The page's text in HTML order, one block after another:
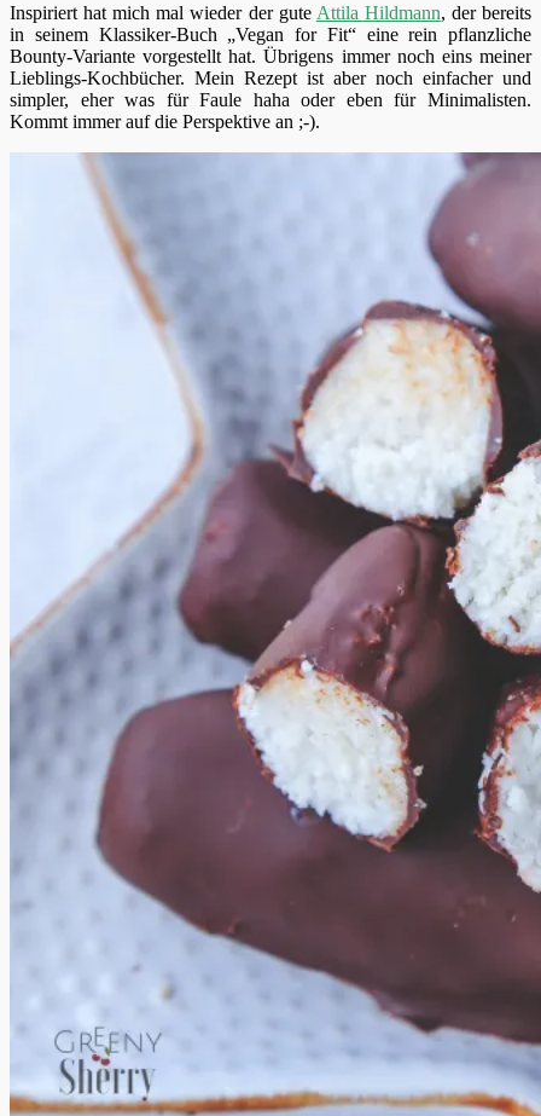
Inspiriert hat mich mal wieder der gute Attila Hildmann, der bereits
in seinem Klassiker-Buch „Vegan for Fit“ eine rein pflanzliche
Bounty-Variante vorgestellt hat. Übrigens immer noch eins meiner
Lieblings-Kochbücher. Mein Rezept ist aber noch einfacher und
simpler, eher was für Faule haha oder eben für Minimalisten.
Kommt immer auf die Perspektive an ;-).